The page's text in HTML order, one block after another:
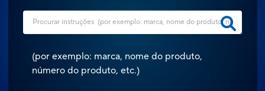
(por exemplo: marca, nome do produto,
número do produto, etc.)